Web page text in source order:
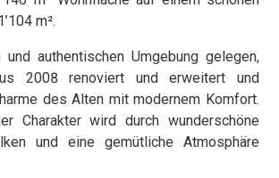
m².
authentischen Umgebung gelegen,
2008 renoviert und erweitert und
des Alten mit modernem Komfort.
Charakter wird durch wunderschöne
und eine gemütliche Atmosphäre